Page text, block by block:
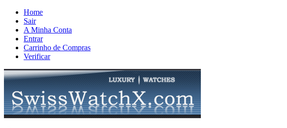
Home
Sair
A Minha Conta
Entrar
Carrinho de Compras
Verificar